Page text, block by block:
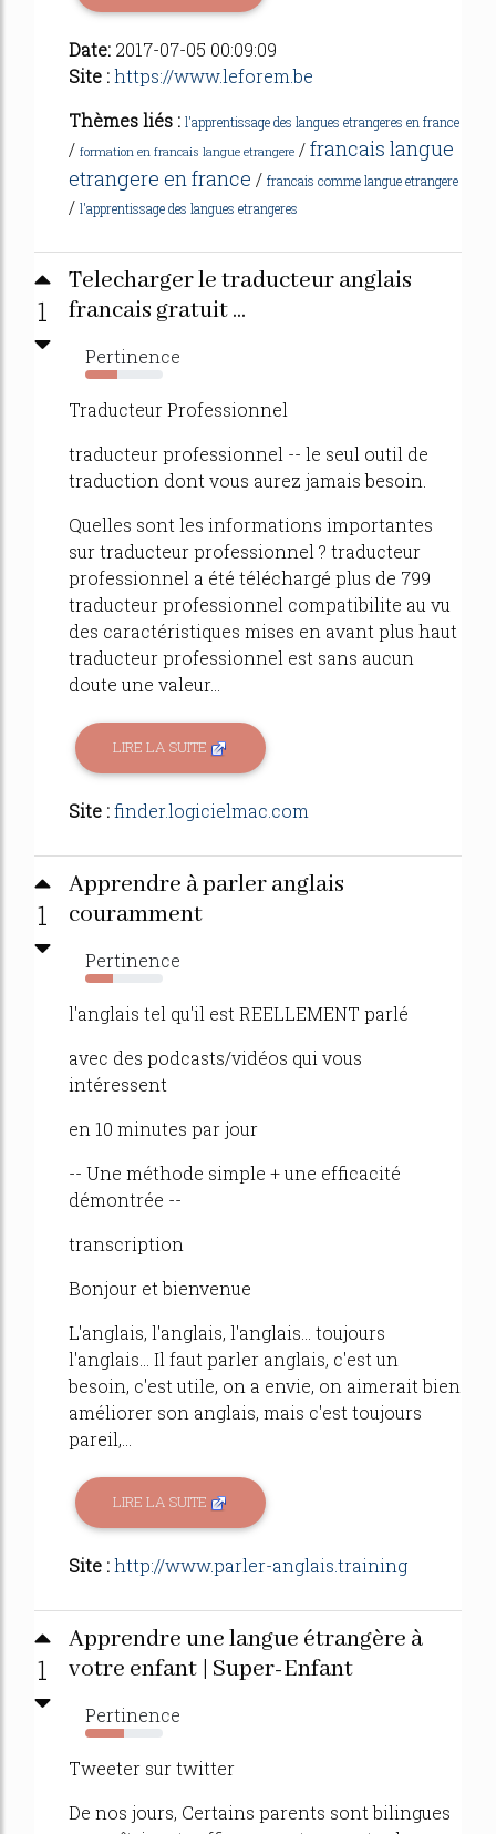
Date: 2017-07-05 00:09:09
Site :https://www.leforem.be
Thèmes liés : l'apprentissage des langues etrangeres en france
/ formation en francais langue etrangere /francais langue
etrangere en france / francais comme langue etrangere
/ l'apprentissage des langues etrangeres
1
Telecharger le traducteur anglais
francais gratuit ...
Pertinence
41%
Traducteur Professionnel
traducteur professionnel -- le seul outil de
traduction dont vous aurez jamais besoin.
Quelles sont les informations importantes
sur traducteur professionnel ? traducteur
professionnel a été téléchargé plus de 799
traducteur professionnel compatibilite au vu
des caractéristiques mises en avant plus haut
traducteur professionnel est sans aucun
doute une valeur...
LIRE LA SUITE
Site :finder.logicielmac.com
1
Apprendre à parler anglais
couramment
Pertinence
36%
l'anglais tel qu'il est REELLEMENT parlé
avec des podcasts/vidéos qui vous
intéressent
en 10 minutes par jour
-- Une méthode simple + une efficacité
démontrée --
transcription
Bonjour et bienvenue
L'anglais, l'anglais, l'anglais... toujours
l'anglais... Il faut parler anglais, c'est un
besoin, c'est utile, on a envie, on aimerait bien
améliorer son anglais, mais c'est toujours
pareil,...
LIRE LA SUITE
Site :http://www.parler-anglais.training
1
Apprendre une langue étrangère à
votre enfant | Super-Enfant
Pertinence
50%
Tweeter sur twitter
De nos jours, Certains parents sont bilingues